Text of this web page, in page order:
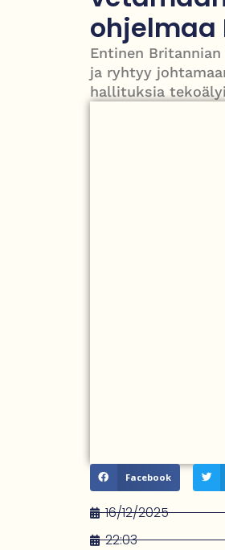
Kesäinen lämpö palaa
ohjelmaa
Entinen
ja ryhtyy
hallituksia
Facebook
16/12/2025
22:03